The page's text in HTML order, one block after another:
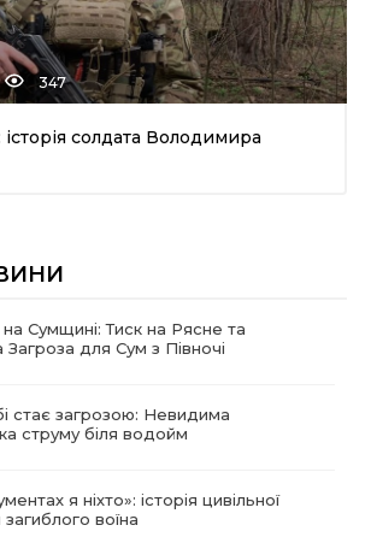
347
солдата Володимира
на Сумщині: Тиск на Рясне та
для Сум з Півночі
стає загрозою: Невидима
струму біля водойм
я ніхто»: історія цивільної
воїна